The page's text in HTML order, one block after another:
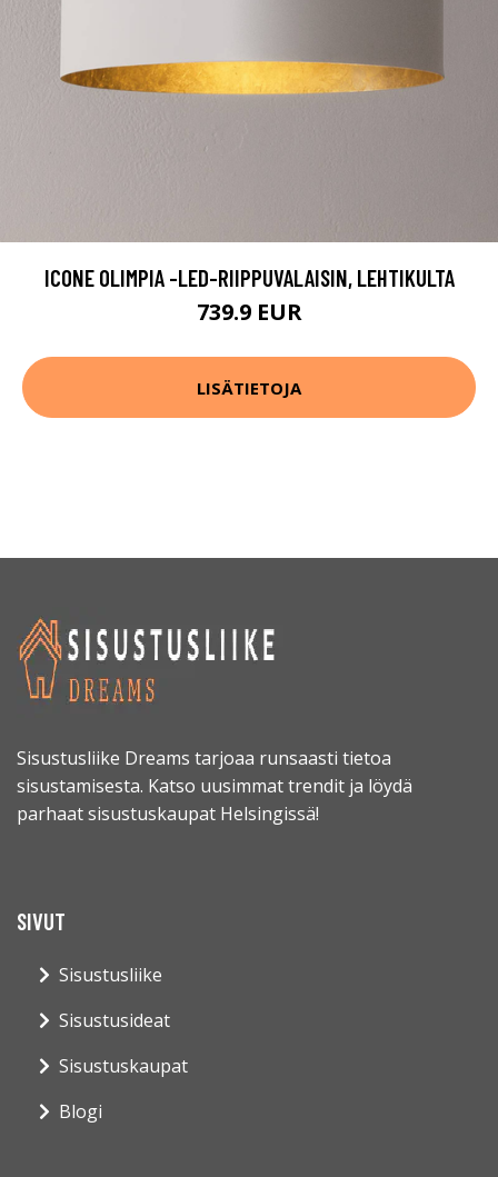
ICONE OLIMPIA -LED-RIIPPUVALAISIN, LEHTIKULTA
739.9 EUR
LISÄTIETOJA
Sisustusliike Dreams tarjoaa runsaasti tietoa
sisustamisesta. Katso uusimmat trendit ja löydä
parhaat sisustuskaupat Helsingissä!
SIVUT
Sisustusliike
Sisustusideat
Sisustuskaupat
Blogi